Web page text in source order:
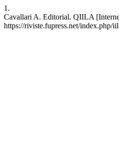
1.
Cavallari A. Editorial. QIILA
https://riviste.fupress.net/index.php/